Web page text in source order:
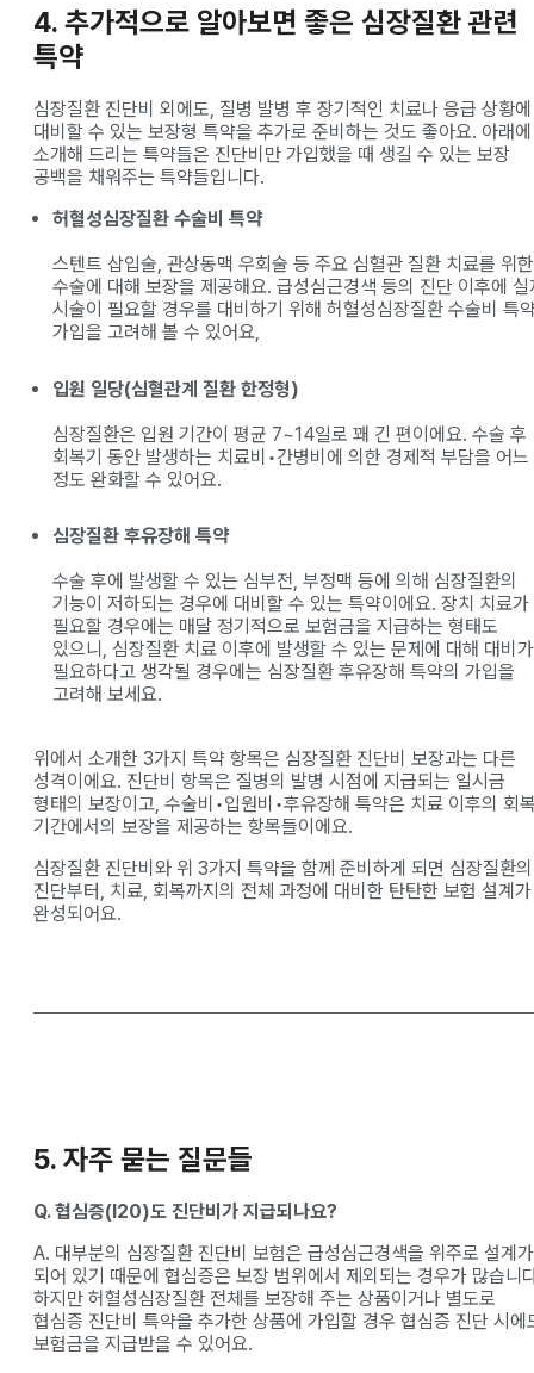
4. 추가적으로 알아보면 좋은 심장질환 관련
특약
심장질환 진단비 외에도, 질병 발병 후 장기적인 치료나 응급 상황에
대비할 수 있는 보장형 특약을 추가로 준비하는 것도 좋아요. 아래에
소개해 드리는 특약들은 진단비만 가입했을 때 생길 수 있는 보장
공백을 채워주는 특약들입니다.
허혈성심장질환 수술비 특약
스텐트 삽입술, 관상동맥 우회술 등 주요 심혈관 질환 치료를 위한
수술에 대해 보장을 제공해요. 급성심근경색 등의 진단 이후에 실
시술이 필요할 경우를 대비하기 위해 허혈성심장질환 수술비 특
가입을 고려해 볼 수 있어요,
입원 일당(심혈관계 질환 한정형)
심장질환은 입원 기간이 평균 7~14일로 꽤 긴 편이에요. 수술 후
회복기 동안 발생하는 치료비•간병비에 의한 경제적 부담을 어느
정도 완화할 수 있어요.
심장질환 후유장해 특약
수술 후에 발생할 수 있는 심부전, 부정맥 등에 의해 심장질환의
기능이 저하되는 경우에 대비할 수 있는 특약이에요. 장치 치료가
필요할 경우에는 매달 정기적으로 보험금을 지급하는 형태도
있으니, 심장질환 치료 이후에 발생할 수 있는 문제에 대해 대비가
필요하다고 생각될 경우에는 심장질환 후유장해 특약의 가입을
고려해 보세요.
위에서 소개한 3가지 특약 항목은 심장질환 진단비 보장과는 다른
성격이에요. 진단비 항목은 질병의 발병 시점에 지급되는 일시금
형태의 보장이고, 수술비•입원비•후유장해 특약은 치료 이후의 회
기간에서의 보장을 제공하는 항목들이에요.
심장질환 진단비와 위 3가지 특약을 함께 준비하게 되면 심장질환의
진단부터, 치료, 회복까지의 전체 과정에 대비한 탄탄한 보험 설계가
완성되어요.
5. 자주 묻는 질문들
Q. 협심증(I20)도 진단비가 지급되나요?
A. 대부분의 심장질환 진단비 보험은 급성심근경색을 위주로 설계가
되어 있기 때문에 협심증은 보장 범위에서 제외되는 경우가 많습니
하지만 허혈성심장질환 전체를 보장해 주는 상품이거나 별도로
협심증 진단비 특약을 추가한 상품에 가입할 경우 협심증 진단 시에
보험금을 지급받을 수 있어요.